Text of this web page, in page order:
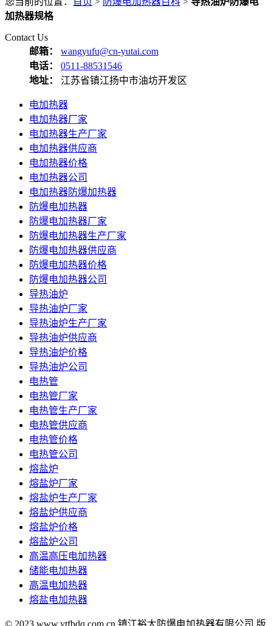
加热器规格
Contact Us
邮箱：
wangyufu@cn-yutai.com
电话：
0511-88531546
地址：
江苏省镇江扬中市油坊开发区
电加热器
电加热器厂家
电加热器生产厂家
电加热器供应商
电加热器价格
电加热器公司
电加热器防爆加热器
防爆电加热器
防爆电加热器厂家
防爆电加热器生产厂家
防爆电加热器供应商
防爆电加热器价格
防爆电加热器公司
导热油炉
导热油炉厂家
导热油炉生产厂家
导热油炉供应商
导热油炉价格
导热油炉公司
电热管
电热管厂家
电热管生产厂家
电热管供应商
电热管价格
电热管公司
熔盐炉
熔盐炉厂家
熔盐炉生产厂家
熔盐炉供应商
熔盐炉价格
熔盐炉公司
高温高压电加热器
储能电加热器
高温电加热器
熔盐电加热器